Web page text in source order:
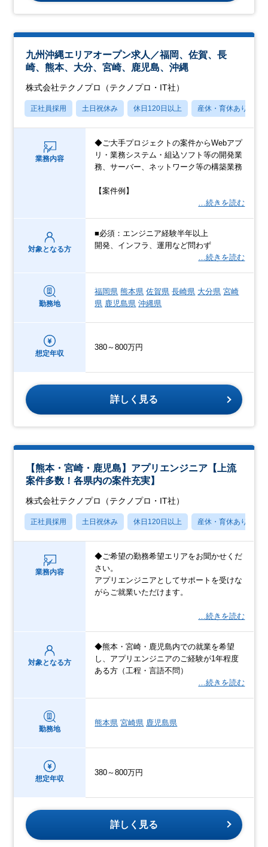
九州沖縄エリアオープン求人／福岡、佐賀、長
崎、熊本、大分、宮崎、鹿児島、沖縄
株式会社テクノプロ（テクノプロ・IT社）
正社員採用 土日祝休み 休日120日以上 産休・育休あり
業務内容
◆ご大手プロジェクトの案件からWebアプ
リ・業務システム・組込ソフト等の開発業
務、サーバー、ネットワーク等の構築業務
【案件例】
…続きを読む
対象となる方
■必須：エンジニア経験半年以上
開発、インフラ、運用など問わず
…続きを読む
勤務地
福岡県 熊本県 佐賀県 長崎県 大分県 宮崎
県 鹿児島県 沖縄県
想定年収
380～800万円
詳しく見る
【熊本・宮崎・鹿児島】アプリエンジニア【上流
案件多数！各県内の案件充実】
株式会社テクノプロ（テクノプロ・IT社）
正社員採用 土日祝休み 休日120日以上 産休・育休あり
業務内容
◆ご希望の勤務希望エリアをお聞かせくだ
さい。
アプリエンジニアとしてサポートを受けな
がらご就業いただけます。
…続きを読む
対象となる方
◆熊本・宮崎・鹿児島内での就業を希望
し、アプリエンジニアのご経験が1年程度
ある方（工程・言語不問）
…続きを読む
勤務地
熊本県 宮崎県 鹿児島県
想定年収
380～800万円
詳しく見る